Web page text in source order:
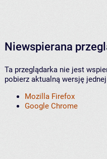
Niewspierana
Ta przeglądarka nie jest
pobierz aktualną wersję
Mozilla Firefox
Google Chrome